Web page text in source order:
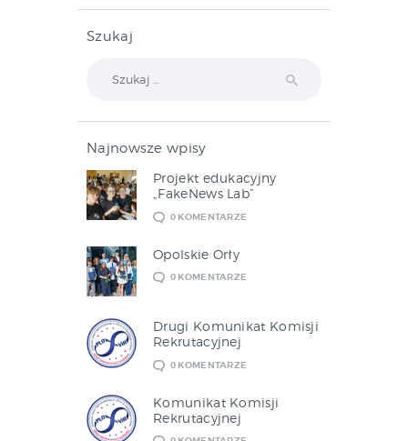
Szukaj
Najnowsze wpisy
Projekt edukacyjny
„FakeNews Lab”
0 KOMENTARZE
Opolskie Orły
0 KOMENTARZE
Drugi Komunikat Komisji
Rekrutacyjnej
0 KOMENTARZE
Komunikat Komisji
Rekrutacyjnej